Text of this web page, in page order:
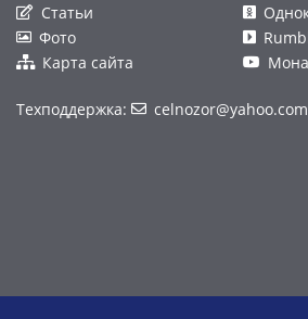
Статьи
Фото
Карта сайта
Техподдержка: celnozor@yahoo.com